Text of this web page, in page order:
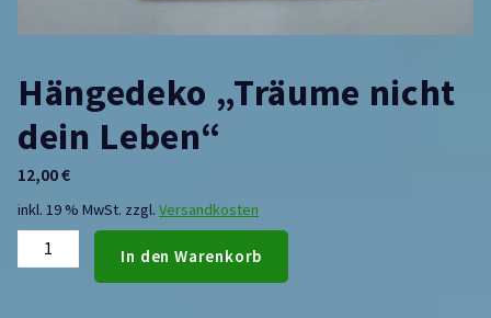
Hängedeko „Träume nicht
dein Leben“
12,00€
inkl. 19 % MwSt. zzgl. Versandkosten
In den Warenkorb